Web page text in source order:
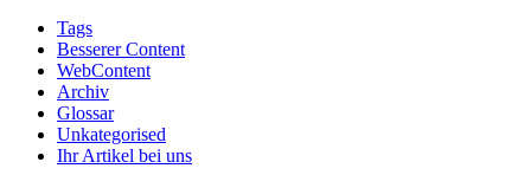
Tags
Besserer Content
WebContent
Archiv
Glossar
Unkategorised
Ihr Artikel bei uns